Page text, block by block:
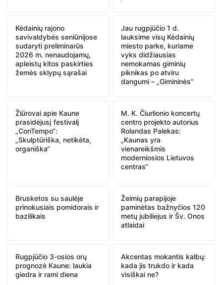
Kėdainių rajono
savivaldybės seniūnijose
sudaryti preliminarūs
2026 m. nenaudojamų,
apleistų kitos paskirties
žemės sklypų sąrašai
Jau rugpjūčio 1 d.
lauksime visų Kėdainių
miesto parke, kuriame
vyks didžiausias
nemokamas giminių
piknikas po atviru
dangumi – „Gimininės”
Žiūrovai apie Kaune
prasidėjusį festivalį
„ConTempo“:
„Skulptūriška, netikėta,
organiška“
M. K. Čiurlionio koncertų
centro projekto autorius
Rolandas Palekas:
„Kaunas yra
vienareikšmis
moderniosios Lietuvos
centras“
Brusketos su saulėje
prinokusiais pomidorais ir
bazilikais
Žeimių parapijoje
paminėtas bažnyčios 120
metų jubiliejus ir Šv. Onos
atlaidai
Rugpjūčio 3-osios orų
prognozė Kaune: laukia
giedra ir rami diena
Akcentas mokantis kalbų:
kada jis trukdo ir kada
visiškai ne?